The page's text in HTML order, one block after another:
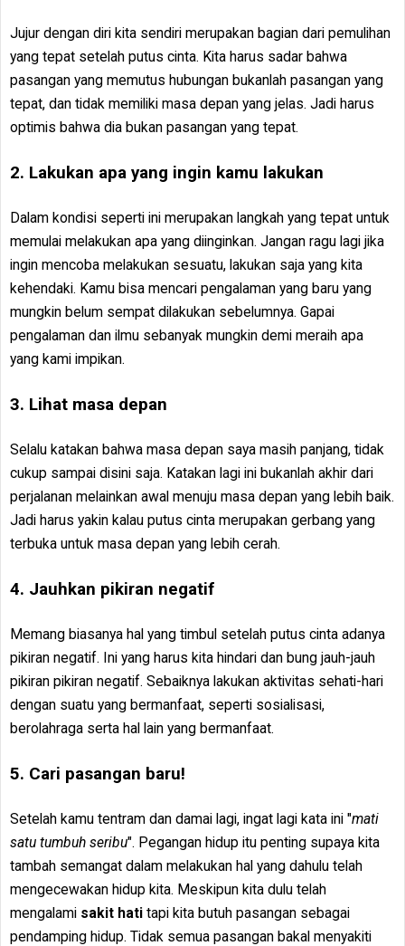
Jujur dengan diri kita sendiri merupakan bagian dari pemulihan
yang tepat setelah putus cinta. Kita harus sadar bahwa
pasangan yang memutus hubungan bukanlah pasangan yang
tepat, dan tidak memiliki masa depan yang jelas. Jadi harus
optimis bahwa dia bukan pasangan yang tepat.
2. Lakukan apa yang ingin kamu lakukan
Dalam kondisi seperti ini merupakan langkah yang tepat untuk
memulai melakukan apa yang diinginkan. Jangan ragu lagi jika
ingin mencoba melakukan sesuatu, lakukan saja yang kita
kehendaki. Kamu bisa mencari pengalaman yang baru yang
mungkin belum sempat dilakukan sebelumnya. Gapai
pengalaman dan ilmu sebanyak mungkin demi meraih apa
yang kami impikan.
3. Lihat masa depan
Selalu katakan bahwa masa depan saya masih panjang, tidak
cukup sampai disini saja. Katakan lagi ini bukanlah akhir dari
perjalanan melainkan awal menuju masa depan yang lebih baik.
Jadi harus yakin kalau putus cinta merupakan gerbang yang
terbuka untuk masa depan yang lebih cerah.
4. Jauhkan pikiran negatif
Memang biasanya hal yang timbul setelah putus cinta adanya
pikiran negatif. Ini yang harus kita hindari dan bung jauh-jauh
pikiran pikiran negatif. Sebaiknya lakukan aktivitas sehati-hari
dengan suatu yang bermanfaat, seperti sosialisasi,
berolahraga serta hal lain yang bermanfaat.
5. Cari pasangan baru!
Setelah kamu tentram dan damai lagi, ingat lagi kata ini "mati
satu tumbuh seribu". Pegangan hidup itu penting supaya kita
tambah semangat dalam melakukan hal yang dahulu telah
mengecewakan hidup kita. Meskipun kita dulu telah
mengalami sakit hati tapi kita butuh pasangan sebagai
pendamping hidup. Tidak semua pasangan bakal menyakiti